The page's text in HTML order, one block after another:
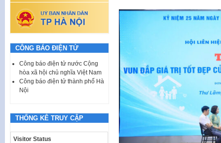
CÔNG BÁO ĐIỆN TỬ
Công báo điện tử nước Cộng
hòa xã hội chủ nghĩa Việt Nam
Công báo điện tử thành phố Hà
Nội
THỐNG KÊ TRUY CẬP
Visitor Status